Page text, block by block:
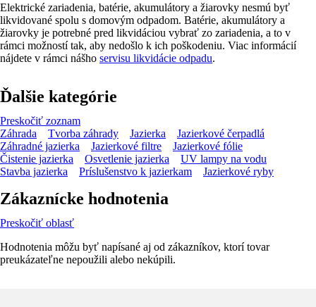
Elektrické zariadenia, batérie, akumulátory a žiarovky nesmú byť
likvidované spolu s domovým odpadom. Batérie, akumulátory a
žiarovky je potrebné pred likvidáciou vybrať zo zariadenia, a to v
rámci možností tak, aby nedošlo k ich poškodeniu. Viac informácií
nájdete v rámci nášho servisu likvidácie odpadu.
Ďalšie kategórie
Preskočiť zoznam
Záhrada
Tvorba záhrady Jazierka
Jazierkové čerpadlá
Záhradné jazierka
Jazierkové filtre
Jazierkové fólie
Čistenie jazierka
Osvetlenie jazierka
UV lampy na vodu
Stavba jazierka
Príslušenstvo k jazierkam Jazierkové ryby
Zákaznícke hodnotenia
Preskočiť oblasť
Hodnotenia môžu byť napísané aj od zákazníkov, ktorí tovar
preukázateľne nepoužili alebo nekúpili.